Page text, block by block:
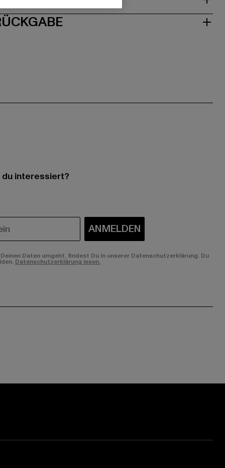
interessiert?
ANMELDEN
Daten umgeht, findest Du in unserer Datenschutzerklärung. Du
Datenschutzerklärung lesen.